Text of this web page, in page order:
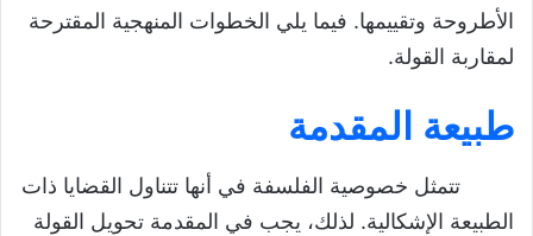
الأطروحة وتقييمها. فيما يلي الخطوات المنهجية المقترحة
لمقاربة القولة.
طبيعة المقدمة
تتمثل خصوصية الفلسفة في أنها تتناول القضايا ذات
الطبيعة الإشكالية. لذلك، يجب في المقدمة تحويل القولة